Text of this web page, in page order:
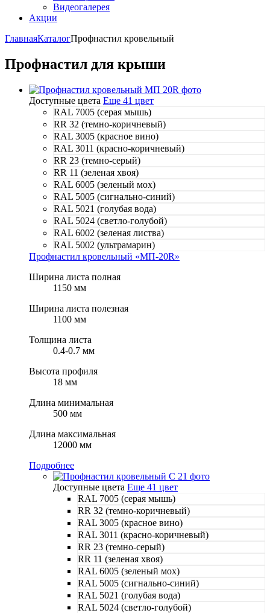
Видеогалерея
Акции
ГлавнаяКаталогПрофнастил кровельный
Профнастил для крыши
Доступные цвета Еще 41 цвет
RAL 7005 (серая мышь)
RR 32 (темно-коричневый)
RAL 3005 (красное вино)
RAL 3011 (красно-коричневый)
RR 23 (темно-серый)
RR 11 (зеленая хвоя)
RAL 6005 (зеленый мох)
RAL 5005 (сигнально-синий)
RAL 5021 (голубая вода)
RAL 5024 (светло-голубой)
RAL 6002 (зеленая листва)
RAL 5002 (ультрамарин)
Профнастил кровельный «МП-20R»
Ширина листа полная
1150 мм
Ширина листа полезная
1100 мм
Толщина листа
0.4-0.7 мм
Высота профиля
18 мм
Длина минимальная
500 мм
Длина максимальная
12000 мм
Подробнее
Доступные цвета Еще 41 цвет
RAL 7005 (серая мышь)
RR 32 (темно-коричневый)
RAL 3005 (красное вино)
RAL 3011 (красно-коричневый)
RR 23 (темно-серый)
RR 11 (зеленая хвоя)
RAL 6005 (зеленый мох)
RAL 5005 (сигнально-синий)
RAL 5021 (голубая вода)
RAL 5024 (светло-голубой)